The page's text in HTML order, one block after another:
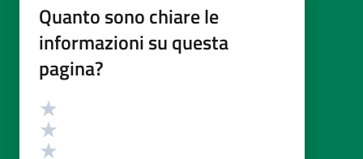
Quanto sono chiare le
informazioni su questa
pagina?
Valutazione